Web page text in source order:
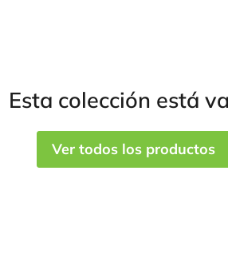
Esta colección está
Ver todos los productos